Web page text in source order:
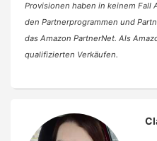
Provisionen haben in keinem Fall
den Partnerprogrammen und
das Amazon PartnerNet. Als
qualifizierten Verkäufen.